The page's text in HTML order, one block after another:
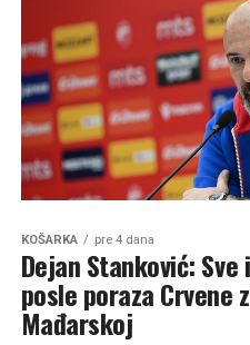
KOŠARKA pre 4 dana
Dejan Stanković: Sve
posle poraza Crvene
Mađarskoj